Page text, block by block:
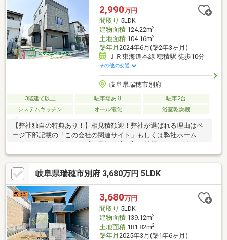
ービスについては「弊社ホームページ」をご覧ください。安い買
い物でないので、安心が重要！20年以上の経験・販売実績500棟
以上のベテランのみが対応！
2,990万円
間取り 5LDK
建物面積124.22m2
土地面積104.16m2
築年月 2024年6月(築2年3ヶ月)
ＪＲ東海道本線 穂積駅 徒歩10分
その他の交通
岐阜県瑞穂市別府
3階建て以上 駐車場あり
駐車2台
システムキッチン
オール電化 浴室乾燥機
【弊社独自の特典あり！】相見積歓迎！弊社が選ばれる理由はペ
ージ下部記載の「この会社の関連サイト」もしくは弊社ホームペ
さい。今日・明日見学したい！急なご見学もできる限り対応させ
て頂きます。「通話料無料」0120-268-173【個別不動産相談会】
本社にて開催中！ご予約はお電話にて承ります。※他社で見学済
みの相見積歓迎！【弊社の新築戸建ご成約特典】購入時の弊社サ
ービスについては「弊社ホームページ」をご覧ください。安い買
い物でないので、安心が重要！20年以上の経験・販売実績500棟
以上のベテランのみが対応！
岐阜県瑞穂市別府 3,680万円 5LDK
3,680万円
間取り 5LDK
建物面積139.12m2
土地面積181.82m2
築年月 2025年3月(築1年6ヶ月)